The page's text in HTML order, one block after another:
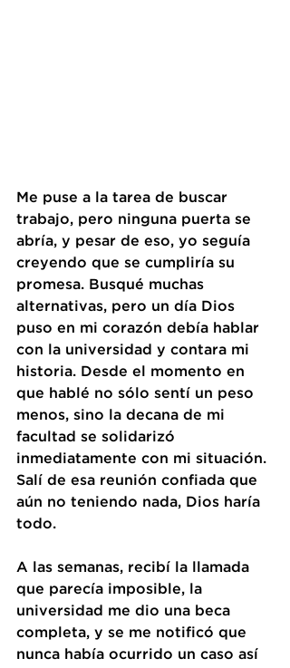
Me puse a la tarea de buscar
trabajo, pero ninguna puerta se
abría, y pesar de eso, yo seguía
creyendo que se cumpliría su
promesa. Busqué muchas
alternativas, pero un día Dios
puso en mi corazón debía hablar
con la universidad y contara mi
historia. Desde el momento en
que hablé no sólo sentí un peso
menos, sino la decana de mi
facultad se solidarizó
inmediatamente con mi situación.
Salí de esa reunión confiada que
aún no teniendo nada, Dios haría
todo.
A las semanas, recibí la llamada
que parecía imposible, la
universidad me dio una beca
completa, y se me notificó que
nunca había ocurrido un caso así